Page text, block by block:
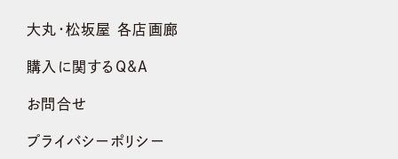
大丸・松坂屋 各店画廊
購入に関するQ&A
お問合せ
プライバシーポリシー